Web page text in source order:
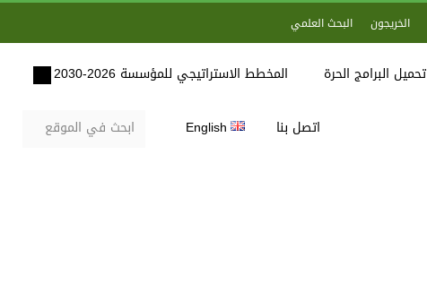
الخريجون البحث العلمي
تحميل البرامج الحرة المخطط الاستراتيجي للمؤسسة 2026-2030
اتصل بنا English